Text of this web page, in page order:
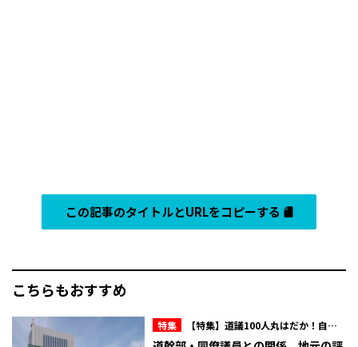
この記事のタイトルとURLをコピーする
こちらもおすすめ
特集
【特集】道議100人丸はだか！自民
会派内のマル秘情報を赤裸々に！北海道議